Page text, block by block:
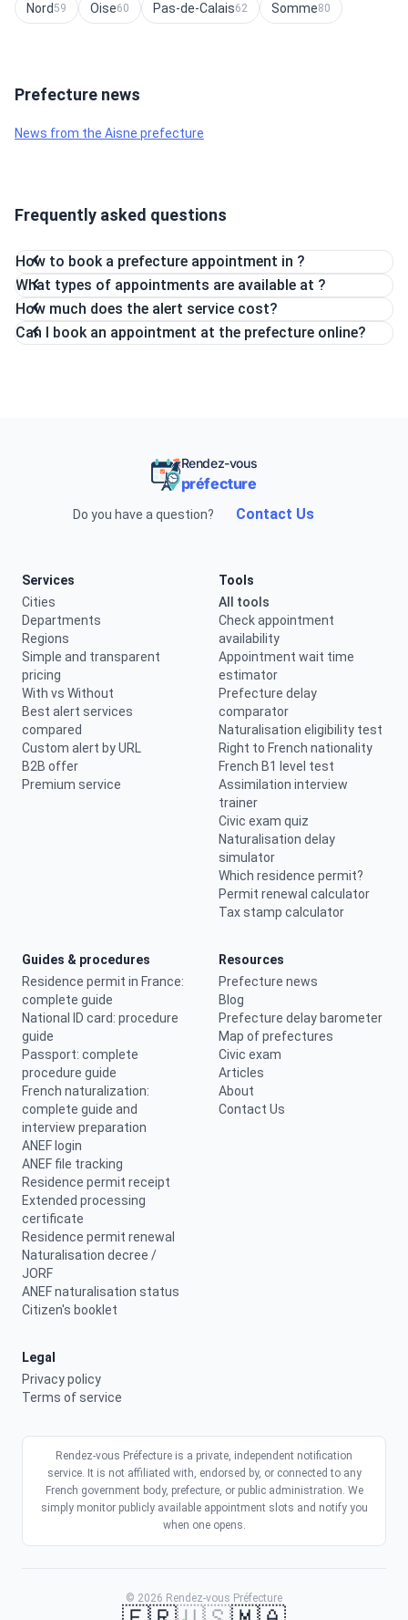
Nord 59 Oise60 Pas-de-Calais62 Somme80
Prefecture news
News from the Aisne prefecture
Frequently asked questions
How to book a prefecture appointment in ?
What types of appointments are available at ?
How much does the alert service cost?
Can I book an appointment at the prefecture online?
Rendez-vous
préfecture
Do you have a question? Contact Us
Services
Cities
Departments
Regions
Simple and transparent
pricing
With vs Without
Best alert services
compared
Custom alert by URL
B2B offer
Premium service
Tools
All tools
Check appointment
availability
Appointment wait time
estimator
Prefecture delay
comparator
Naturalisation eligibility test
Right to French nationality
French B1 level test
Assimilation interview
trainer
Civic exam quiz
Naturalisation delay
simulator
Which residence permit?
Permit renewal calculator
Tax stamp calculator
Guides & procedures
Residence permit in France:
complete guide
National ID card: procedure
guide
Passport: complete
procedure guide
French naturalization:
complete guide and
interview preparation
ANEF login
ANEF file tracking
Residence permit receipt
Extended processing
certificate
Residence permit renewal
Naturalisation decree /
JORF
ANEF naturalisation status
Citizen's booklet
Resources
Prefecture news
Blog
Prefecture delay barometer
Map of prefectures
Civic exam
Articles
About
Contact Us
Legal
Privacy policy
Terms of service
Rendez-vous Préfecture is a private, independent notification
service. It is not affiliated with, endorsed by, or connected to any
French government body, prefecture, or public administration. We
simply monitor publicly available appointment slots and notify you
when one opens.
© 2026 Rendez-vous Préfecture